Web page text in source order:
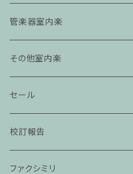
管楽器室内楽
その他室内楽
セール
校訂報告
ファクシミリ